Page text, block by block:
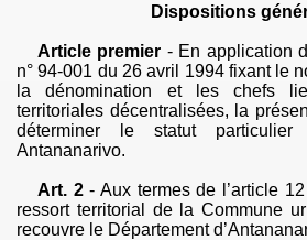
Dispositions
Article premier - En application
n° 94-001 du 26 avril 1994 fixant le
la dénomination et les chefs
territoriales décentralisées, la
déterminer le statut
Antananarivo.
Art. 2- Aux termes de l’article
ressort territorial de la Commune
recouvre le Département d’